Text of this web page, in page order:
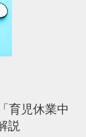
育児休業中
説